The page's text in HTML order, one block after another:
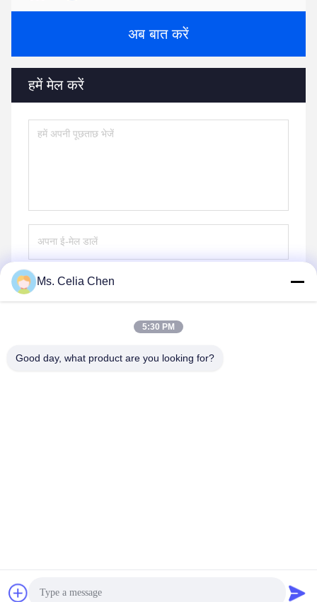
अब बात करें
हमें मेल करें
भेजना
चीन अच्छी गुणवत्ता शीट मेटल ग्रिपर आपूर्तिकर्ता. कॉपीराइट © 2019-2026
Nanjing Brisk Metal Technology Co., Ltd. . सर्वाधिकार सुरक्षित।
Ms. Celia Chen
5:30 PM
Good day, what product are you looking for?